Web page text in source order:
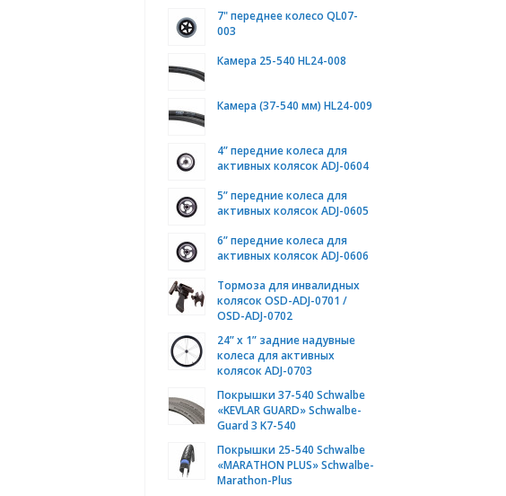
7" переднее колесо QL07-
003
Камера 25-540 HL24-008
Камера (37-540 мм) HL24-009
4” передние колеса для
активных колясок ADJ-0604
5” передние колеса для
активных колясок ADJ-0605
6” передние колеса для
активных колясок ADJ-0606
Тормоза для инвалидных
колясок OSD-ADJ-0701 /
OSD-ADJ-0702
24” x 1” задние надувные
колеса для активных
колясок ADJ-0703
Покрышки 37-540 Schwalbe
«KEVLAR GUARD» Schwalbe-
Guard 3 K7-540
Покрышки 25-540 Schwalbe
«MARATHON PLUS» Schwalbe-
Marathon-Plus